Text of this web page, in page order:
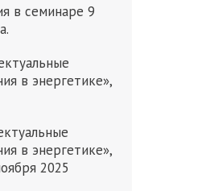
в семинаре 9
в энергетике»,
в энергетике»,
2025